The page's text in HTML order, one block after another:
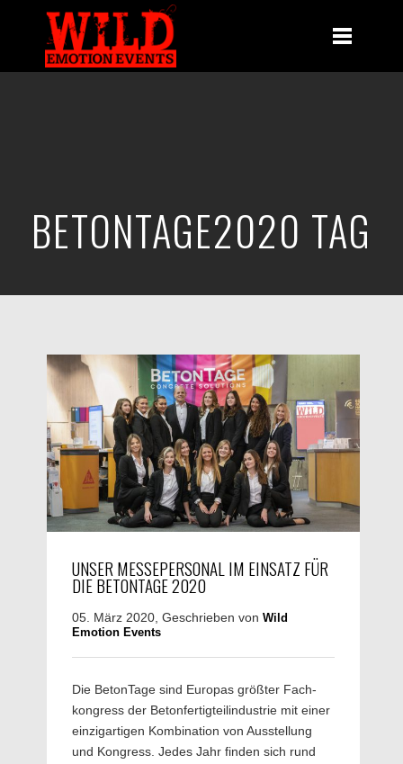
BETONTAGE2020 TAG
UNSER MESSEPERSONAL IM EINSATZ FÜR
DIE BETONTAGE 2020
05. März 2020, Geschrieben von Wild
Emotion Events
Die BetonTage sind Europas größter Fach­
kongress der Beton­fertig­teil­industrie mit einer
einzig­artigen Kombination von Aus­stellung
und Kongress. Jedes Jahr finden sich rund